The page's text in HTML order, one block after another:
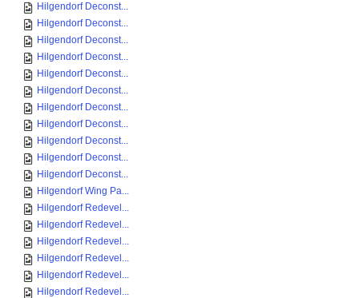
Hilgendorf Deconst...
Hilgendorf Deconst...
Hilgendorf Deconst...
Hilgendorf Deconst...
Hilgendorf Deconst...
Hilgendorf Deconst...
Hilgendorf Deconst...
Hilgendorf Deconst...
Hilgendorf Deconst...
Hilgendorf Deconst...
Hilgendorf Deconst...
Hilgendorf Wing Pa...
Hilgendorf Redevel...
Hilgendorf Redevel...
Hilgendorf Redevel...
Hilgendorf Redevel...
Hilgendorf Redevel...
Hilgendorf Redevel...